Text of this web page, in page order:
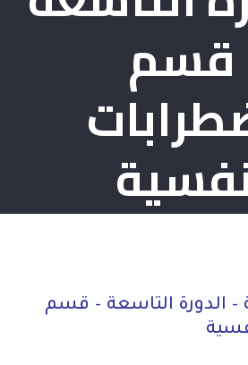
قسم
– الدورة التاسعة – قسم